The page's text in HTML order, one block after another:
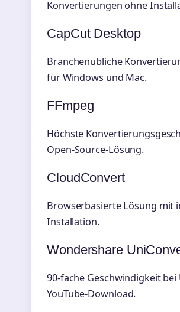
Konvertierungen ohne
CapCut Desktop
Branchenübliche
für Windows und Mac.
FFmpeg
Höchste
Open-Source-Lösung.
CloudConvert
Browserbasierte Lösung mit
Installation.
Wondershare
90-fache Geschwindigkeit
YouTube-Download.